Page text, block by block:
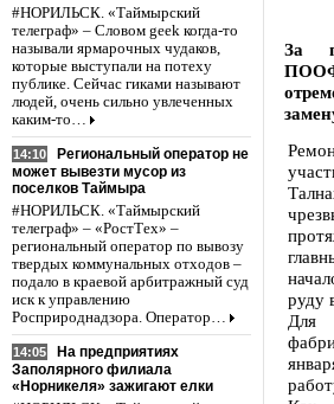
#НОРИЛЬСК. «Таймырский
телеграф» – Словом geek когда-то
называли ярмарочных чудаков,
которые выступали на потеху
публике. Сейчас гиками называют
людей, очень сильно увлеченных
каким-то…
14:10
Региональный оператор не
может вывезти мусор из
поселков Таймыра
#НОРИЛЬСК. «Таймырский
телеграф» – «РостТех» –
региональный оператор по вывозу
твердых коммунальных отходов –
подало в краевой арбитражный суд
иск к управлению
Росприроднадзора. Оператор…
14:05
На предприятиях
Заполярного филиала
«Норникеля» зажигают елки
За
руду
Для